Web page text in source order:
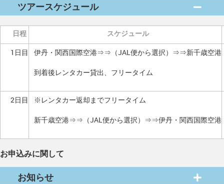
ツアースケジュール
日程
スケジュール
1日目
伊丹・関西国際空港⇒⇒（JAL便から選択）⇒⇒新千歳空港
到着後レンタカー貸出、フリータイム
2日目 ※レンタカー返却までフリータイム
新千歳空港⇒⇒（JAL便から選択）⇒⇒伊丹・関西国際空港
お申込みに関して
お知らせ